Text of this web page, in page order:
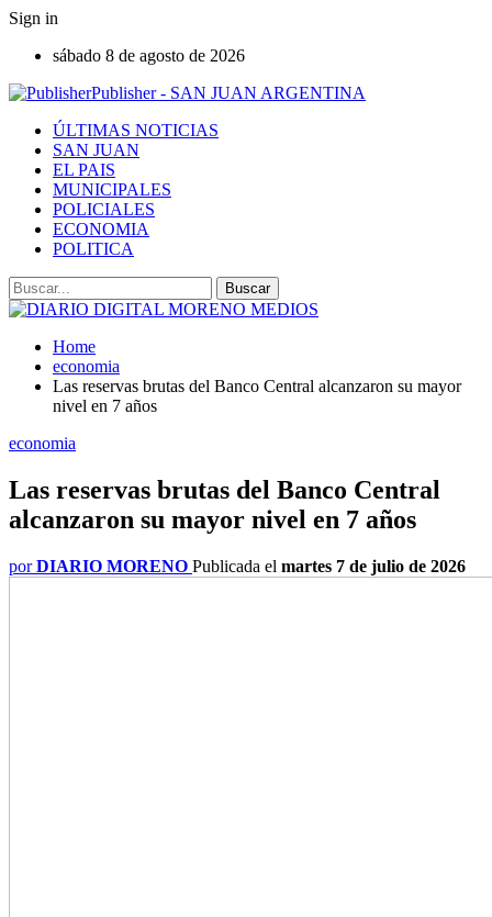
Sign in
sábado 8 de agosto de 2026
Publisher - SAN JUAN ARGENTINA
ÚLTIMAS NOTICIAS
SAN JUAN
EL PAIS
MUNICIPALES
POLICIALES
ECONOMIA
POLITICA
Home
economia
Las reservas brutas del Banco Central alcanzaron su mayor
nivel en 7 años
economia
Las reservas brutas del Banco Central
alcanzaron su mayor nivel en 7 años
porDIARIO MORENO Publicada el martes 7 de julio de 2026